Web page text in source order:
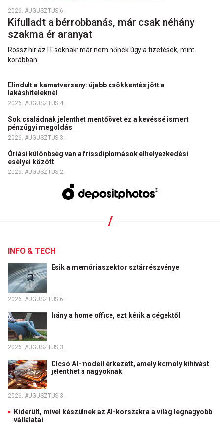
2026. AUGUSZTUS 6.
Kifulladt a bérrobbanás, már csak néhány
szakma ér aranyat
Rossz hír az IT-soknak: már nem nőnek úgy a fizetések, mint
korábban.
Elindult a kamatverseny: újabb csökkentés jött a
lakáshiteleknél
2026. AUGUSZTUS 4.
Sok családnak jelenthet mentőövet ez a kevéssé ismert
pénzügyi megoldás
2026. AUGUSZTUS 3.
Óriási különbség van a frissdiplomások elhelyezkedési
esélyei között
2026. AUGUSZTUS 2.
INFO & TECH
Esik a memóriaszektor sztárrészvénye
2026. AUGUSZTUS 6.
Irány a home office, ezt kérik a cégektől
2026. AUGUSZTUS 3.
Olcsó AI-modell érkezett, amely komoly kihívást
jelenthet a nagyoknak
2026. AUGUSZTUS 3.
Kiderült, mivel készülnek az AI-korszakra a világ legnagyobb
vállalatai